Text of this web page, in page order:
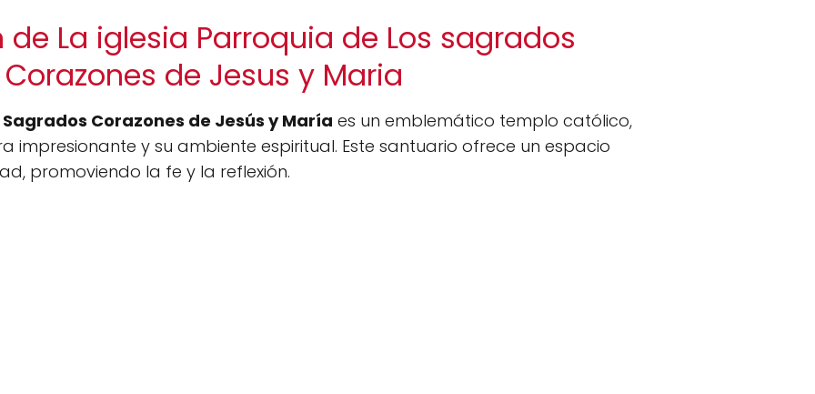
La iglesia Parroquia de Los sagrados
Corazones de Jesus y Maria
Corazones de Jesús y María es un emblemático templo católico,
impresionante y su ambiente espiritual. Este santuario ofrece un espacio
promoviendo la fe y la reflexión.